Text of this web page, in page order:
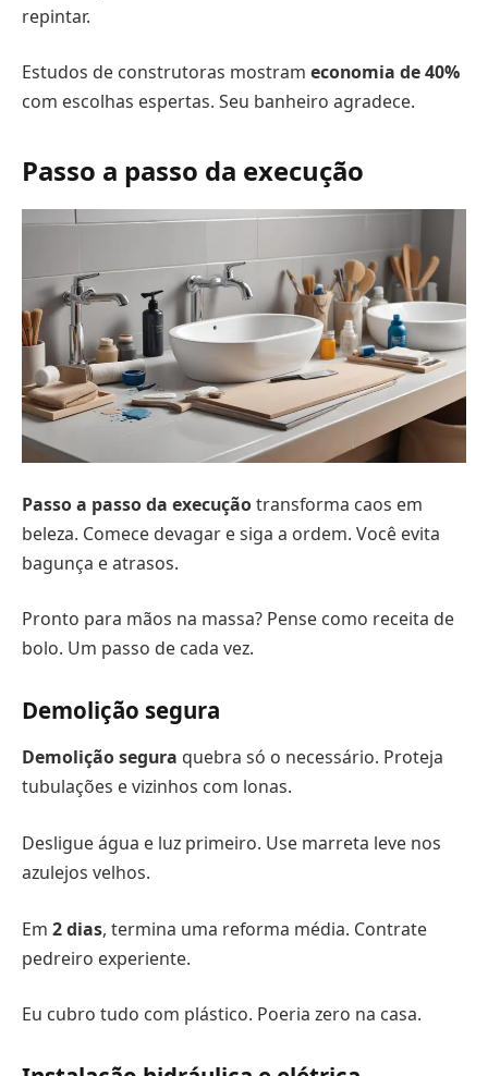
repintar.
Estudos de construtoras mostram economia de 40%
com escolhas espertas. Seu banheiro agradece.
Passo a passo da execução
Passo a passo da execuçãotransforma caos em
beleza. Comece devagar e siga a ordem. Você evita
bagunça e atrasos.
Pronto para mãos na massa? Pense como receita de
bolo. Um passo de cada vez.
Demolição segura
Demolição segura quebra só o necessário. Proteja
tubulações e vizinhos com lonas.
Desligue água e luz primeiro. Use marreta leve nos
azulejos velhos.
Em 2 dias, termina uma reforma média. Contrate
pedreiro experiente.
Eu cubro tudo com plástico. Poeria zero na casa.